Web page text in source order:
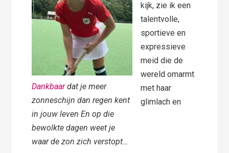
Dankbaardat je meer
zonneschijn dan regen kent
in jouw leven En op die
bewolkte dagen weet je
waar de zon zich verstopt…
kijk, zie ik een
talentvolle,
sportieve en
expressieve
meid die de
wereld omarmt
met haar
glimlach en